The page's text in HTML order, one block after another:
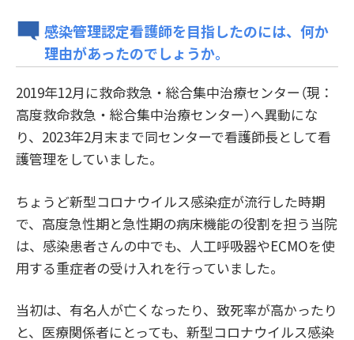
感染管理認定看護師を目指したのには、何か
理由があったのでしょうか。
2019年12月に救命救急・総合集中治療センター（現：
高度救命救急・総合集中治療センター）へ異動にな
り、2023年2月末まで同センターで看護師長として看
護管理をしていました。
ちょうど新型コロナウイルス感染症が流行した時期
で、高度急性期と急性期の病床機能の役割を担う当院
は、感染患者さんの中でも、人工呼吸器やECMOを使
用する重症者の受け入れを行っていました。
当初は、有名人が亡くなったり、致死率が高かったり
と、医療関係者にとっても、新型コロナウイルス感染